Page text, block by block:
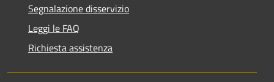
Segnalazione disservizio
Leggi le FAQ
Richiesta assistenza